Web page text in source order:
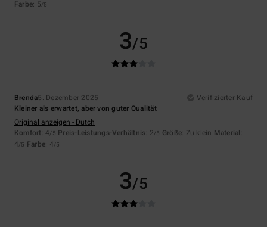
Farbe: 5/5
3/5
Brenda5. Dezember 2025
Verifizierter Kauf
Kleiner als erwartet, aber von guter Qualität
Original anzeigen - Dutch
Komfort: 4/5 Preis-Leistungs-Verhältnis: 2/5 Größe: Zu klein Material:
4/5 Farbe: 4/5
3/5